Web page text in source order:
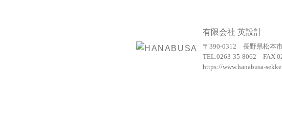
有限会社 英設計
〒390-0312 長野県松本
TEL.0263-35-8062 FAX
https://www.hanabusa-